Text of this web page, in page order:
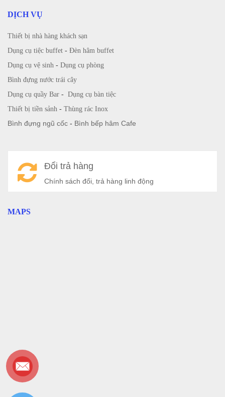
DỊCH VỤ
Thiết bị nhà hàng khách sạn
Dụng cụ tiệc buffet - Đèn hâm buffet
Dụng cụ vệ sinh - Dụng cụ phòng
Bình đựng nước trái cây
Dụng cụ quầy Bar - Dụng cụ bàn tiệc
Thiết bị tiền sảnh - Thùng rác Inox
Bình đựng ngũ cốc - Bình bếp hâm Cafe
Đổi trả hàng
Chính sách đổi, trả hàng linh động
MAPS